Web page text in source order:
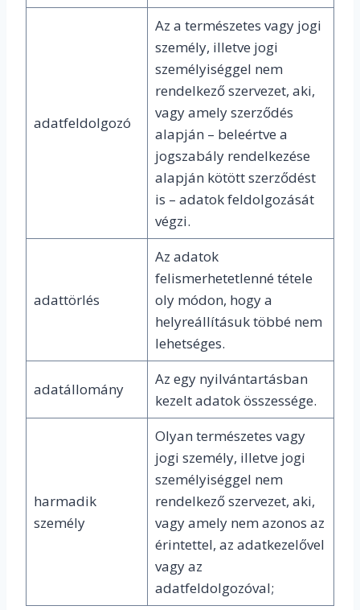
adatfeldolgozó
Az a természetes vagy jogi
személy, illetve jogi
személyiséggel nem
rendelkező szervezet, aki,
vagy amely szerződés
alapján – beleértve a
jogszabály rendelkezése
alapján kötött szerződést
is – adatok feldolgozását
végzi.
adattörlés
Az adatok
felismerhetetlenné tétele
oly módon, hogy a
helyreállításuk többé nem
lehetséges.
adatállomány
Az egy nyilvántartásban
kezelt adatok összessége.
harmadik
személy
Olyan természetes vagy
jogi személy, illetve jogi
személyiséggel nem
rendelkező szervezet, aki,
vagy amely nem azonos az
érintettel, az adatkezelővel
vagy az
adatfeldolgozóval;